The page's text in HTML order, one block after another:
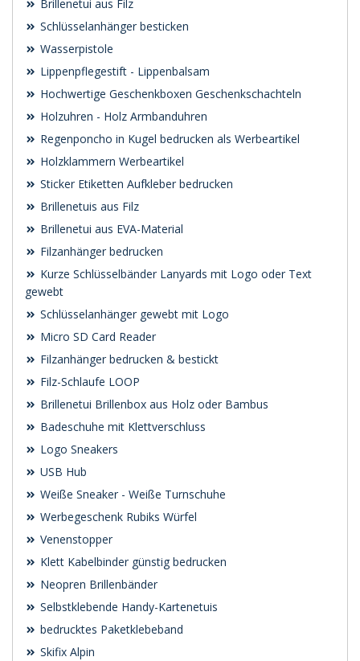
Brillenetui aus Filz
Schlüsselanhänger besticken
Wasserpistole
Lippenpflegestift - Lippenbalsam
Hochwertige Geschenkboxen Geschenkschachteln
Holzuhren - Holz Armbanduhren
Regenponcho in Kugel bedrucken als Werbeartikel
Holzklammern Werbeartikel
Sticker Etiketten Aufkleber bedrucken
Brillenetuis aus Filz
Brillenetui aus EVA-Material
Filzanhänger bedrucken
Kurze Schlüsselbänder Lanyards mit Logo oder Text
gewebt
Schlüsselanhänger gewebt mit Logo
Micro SD Card Reader
Filzanhänger bedrucken & bestickt
Filz-Schlaufe LOOP
Brillenetui Brillenbox aus Holz oder Bambus
Badeschuhe mit Klettverschluss
Logo Sneakers
USB Hub
Weiße Sneaker - Weiße Turnschuhe
Werbegeschenk Rubiks Würfel
Venenstopper
Klett Kabelbinder günstig bedrucken
Neopren Brillenbänder
Selbstklebende Handy-Kartenetuis
bedrucktes Paketklebeband
Skifix Alpin